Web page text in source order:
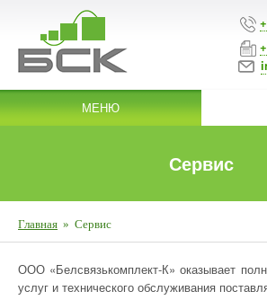
МЕНЮ
Сервис
Главная » Сервис
ООО «Белсвязькомплект-К» оказывает
услуг и технического обслуживания